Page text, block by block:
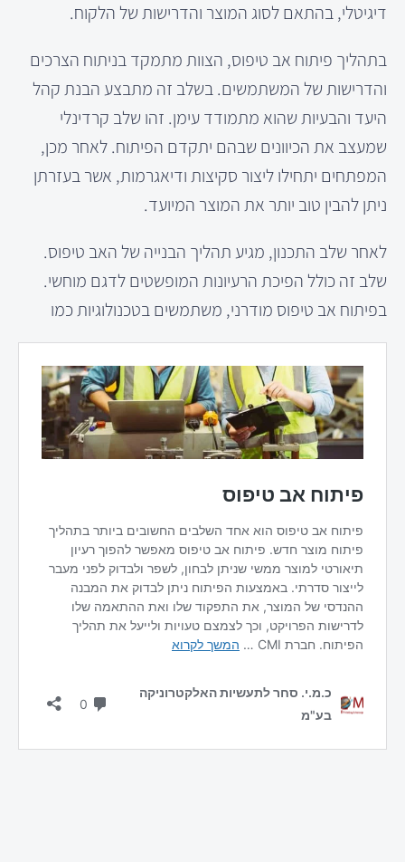
דיגיטלי, בהתאם לסוג המוצר והדרישות של הלקוח.
בתהליך פיתוח אב טיפוס, הצוות מתמקד בניתוח הצרכים
והדרישות של המשתמשים. בשלב זה מתבצע הבנת קהל
היעד והבעיות שהוא מתמודד עימן. זהו שלב קרדינלי
שמעצב את הכיוונים שבהם יתקדם הפיתוח. לאחר מכן,
המפתחים יתחילו ליצור סקיצות ודיאגרמות, אשר בעזרתן
ניתן להבין טוב יותר את המוצר המיועד.
לאחר שלב התכנון, מגיע תהליך הבנייה של האב טיפוס.
שלב זה כולל הפיכת הרעיונות המופשטים לדגם מוחשי.
בפיתוח אב טיפוס מודרני, משתמשים בטכנולוגיות כמו